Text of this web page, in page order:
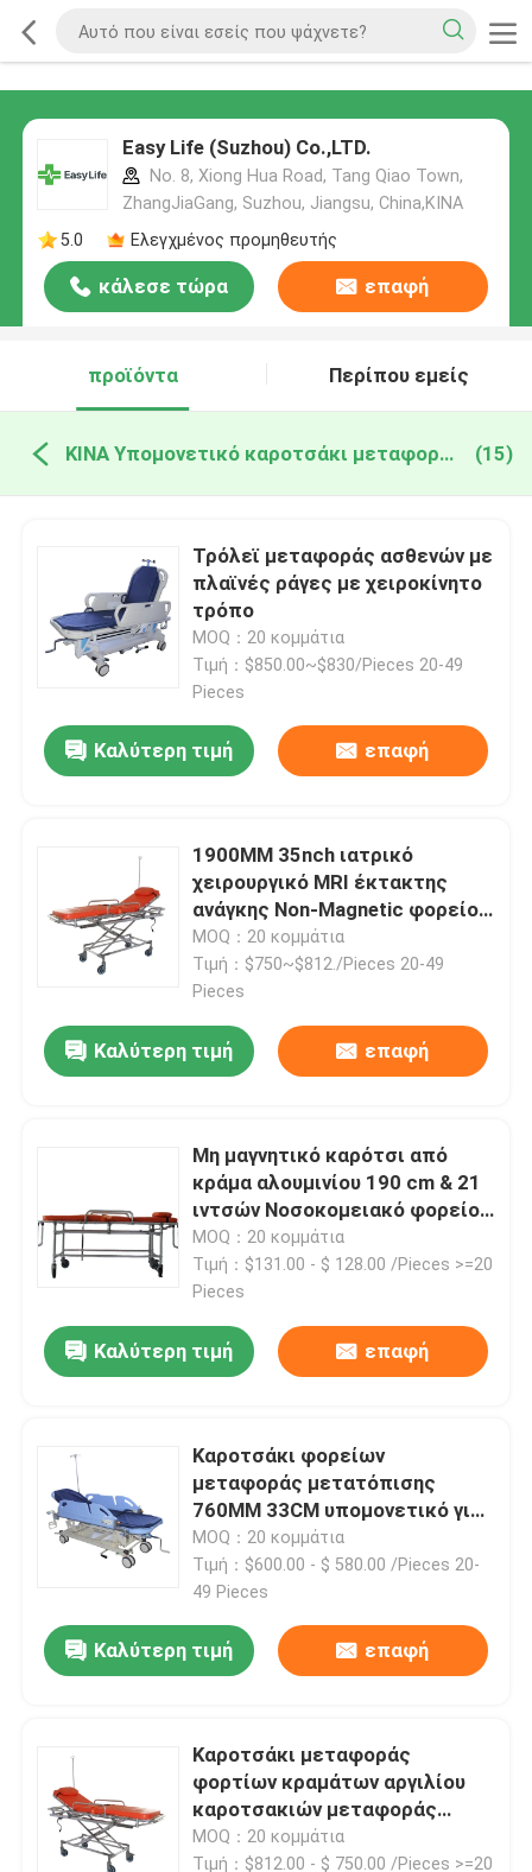
Easy Life (Suzhou) Co.,LTD.
No. 8, Xiong Hua Road, Tang Qiao Town,
ZhangJiaGang, Suzhou, Jiangsu, China,ΚΙΝΑ
5.0
Ελεγχμένος προμηθευτής
κάλεσε τώρα επαφή
προϊόντα Περίπου εμείς
ΚΙΝΑ Υπομονετικό καροτσάκι μεταφοράς (15)
Τρόλεϊ μεταφοράς ασθενών με
πλαϊνές ράγες με χειροκίνητο
τρόπο
MOQ：20 κομμάτια
Τιμή：$850.00~$830/Pieces 20-49
Pieces
Καλύτερη τιμή επαφή
1900MM 35nch ιατρικό
χειρουργικό MRI έκτακτης
ανάγκης Non-Magnetic φορείο
ασθενοφόρων μεταφοράς
καροτσακιών συμβατό
MOQ：20 κομμάτια
Τιμή：$750~$812./Pieces 20-49
Pieces
Καλύτερη τιμή επαφή
Μη μαγνητικό καρότσι από
κράμα αλουμινίου 190 cm & 21
ιντσών Νοσοκομειακό φορείο
μεταφοράς ασθενών
MOQ：20 κομμάτια
Τιμή：$131.00 - $ 128.00 /Pieces >=20
Pieces
Καλύτερη τιμή επαφή
Καροτσάκι φορείων
μεταφοράς μετατόπισης
760MM 33CM υπομονετικό για
το ασθενοφόρο νοσοκομείων
MOQ：20 κομμάτια
Τιμή：$600.00 - $ 580.00 /Pieces 20-
49 Pieces
Καλύτερη τιμή επαφή
Καροτσάκι μεταφοράς
φορτίων κραμάτων αργιλίου
καροτσακιών μεταφοράς
88CM 1.9M υπομονετικό
MOQ：20 κομμάτια
Τιμή：$812.00 - $ 750.00 /Pieces >=20